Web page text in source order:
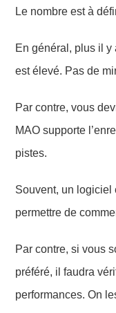
Le nombre est à
En général, plus il y
est élevé. Pas de
Par contre, vous
MAO supporte
pistes.
Souvent, un logiciel
permettre de
Par contre, si vous
préféré, il faudra
performances. On